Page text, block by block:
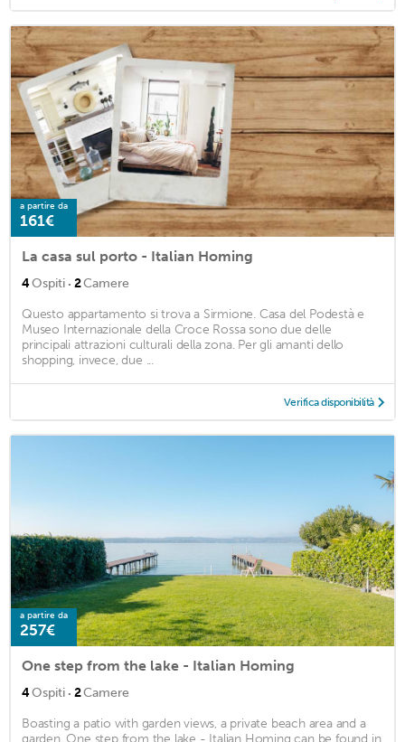
a partire da
161€
La casa sul porto - Italian Homing
4Ospiti · 2Camere
Questo appartamento si trova a Sirmione. Casa del Podestà e
Museo Internazionale della Croce Rossa sono due delle
principali attrazioni culturali della zona. Per gli amanti dello
shopping, invece, due ...
Verifica disponibilità
a partire da
257€
One step from the lake - Italian Homing
4Ospiti · 2Camere
Boasting a patio with garden views, a private beach area and a
garden, One step from the lake - Italian Homing can be found in